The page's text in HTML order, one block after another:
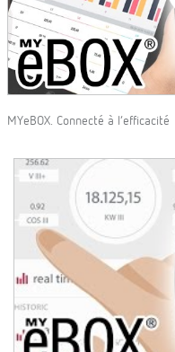
MYeBOX. Connecté à l’efficacité